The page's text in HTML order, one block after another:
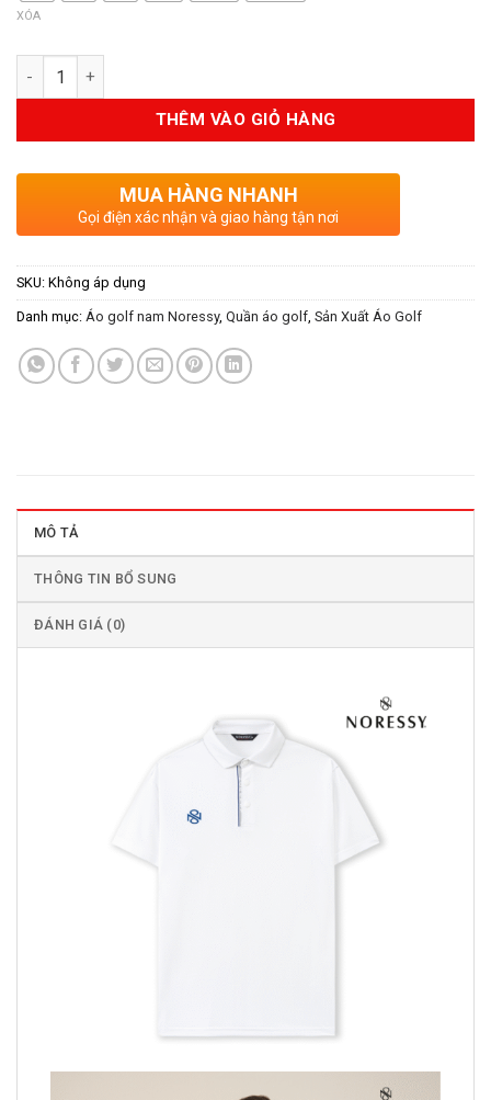
XÓA
Số lượng
THÊM VÀO GIỎ HÀNG
MUA HÀNG NHANH
Gọi điện xác nhận và giao hàng tận nơi
SKU: Không áp dụng
Danh mục: Áo golf nam Noressy, Quần áo golf, Sản Xuất Áo Golf
MÔ TẢ
THÔNG TIN BỔ SUNG
ĐÁNH GIÁ (0)